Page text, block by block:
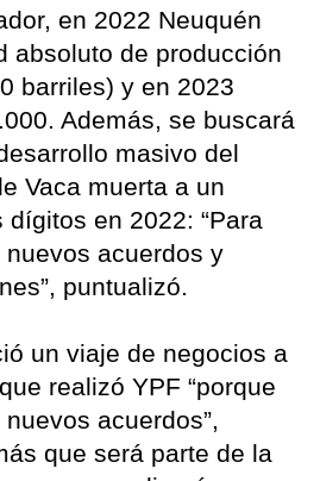
en 2022 Neuquén
absoluto de producción
barriles) y en 2023
Además, se buscará
masivo del
Vaca muerta a un
en 2022: “Para
acuerdos y
puntualizó.
un viaje de negocios a
realizó YPF “porque
acuerdos”,
que será parte de la